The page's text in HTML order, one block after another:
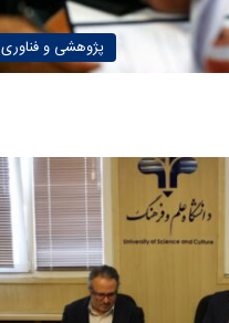
پژوهشی و فناوری